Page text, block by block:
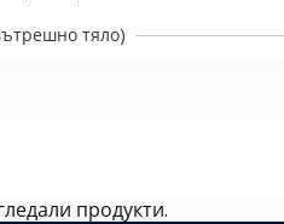
тяло)
продукти.